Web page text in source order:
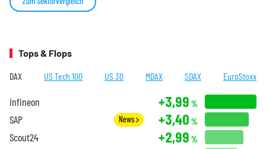
Tops & Flops
DAX US Tech 100 US 30 MDAX SDAX EuroStoxx
Infineon +3,99 %
SAP News +3,40 %
Scout24 +2,99 %